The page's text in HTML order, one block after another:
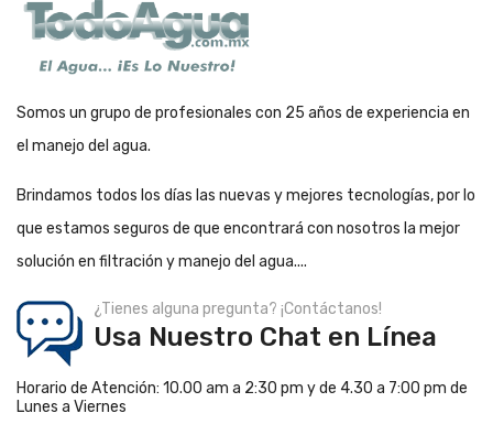
Somos un grupo de profesionales con 25 años de experiencia en
el manejo del agua.
Brindamos todos los días las nuevas y mejores tecnologías, por lo
que estamos seguros de que encontrará con nosotros la mejor
solución en filtración y manejo del agua....
¿Tienes alguna pregunta? ¡Contáctanos!
Usa Nuestro Chat en Línea
Horario de Atención: 10.00 am a 2:30 pm y de 4.30 a 7:00 pm de
Lunes a Viernes